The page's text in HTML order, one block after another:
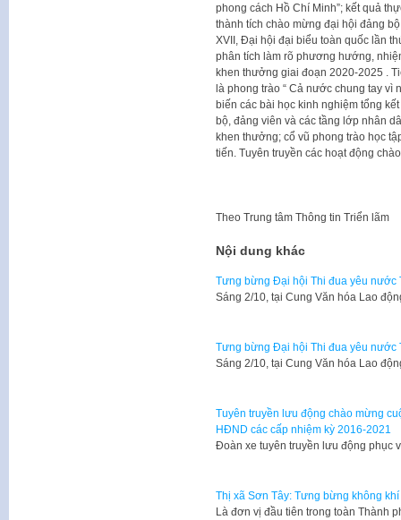
phong cách Hồ Chí Minh”; kết quả
thành tích chào mừng đại hội đảng
XVII, Đại hội đại biểu toàn quốc lần
phân tích làm rõ phương hướng,
khen thưởng giai đoạn 2020-2025 .
là phong trào “ Cả nước chung tay vì
biến các bài học kinh nghiệm tổng
bộ, đảng viên và các tầng lớp nhân
khen thưởng; cổ vũ phong trào học
tiến. Tuyên truyền các hoạt động
Theo Trung tâm Thông tin Triển lãm
Nội dung khác
Tưng bừng Đại hội Thi đua yêu nước
​Sáng 2/10, tại Cung Văn hóa Lao
Tưng bừng Đại hội Thi đua yêu nước
​Sáng 2/10, tại Cung Văn hóa Lao
Tuyên truyền lưu động chào mừng
HĐND các cấp nhiệm kỳ 2016-2021
Đoàn xe tuyên truyền lưu động phục
Thị xã Sơn Tây: Tưng bừng không
Là đơn vị đầu tiên trong toàn Thành